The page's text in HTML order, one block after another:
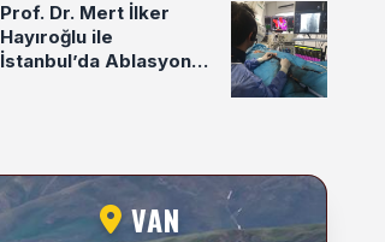
Prof. Dr. Mert İlker
Hayıroğlu ile
İstanbul’da Ablasyon
VAN